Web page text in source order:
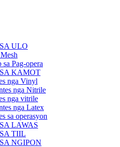
ULO
Pag-opera
KAMOT
nga Vinyl
nga Nitrile
nga vitrile
nga Latex
sa operasyon
LAWAS
TIIL
NGIPON